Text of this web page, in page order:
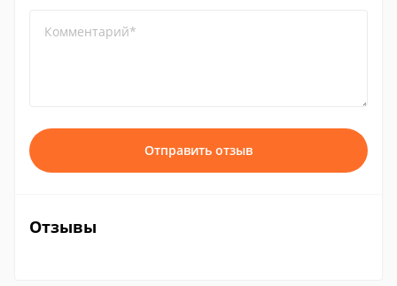
Комментарий*
Отправить отзыв
Отзывы